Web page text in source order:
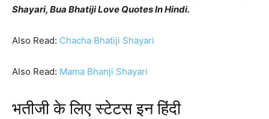
Shayari, Bua Bhatiji Love Quotes In Hindi.
Also Read: Chacha Bhatiji Shayari
Also Read: Mama Bhanji Shayari
भतीजी के लिए स्टेटस इन हिंदी